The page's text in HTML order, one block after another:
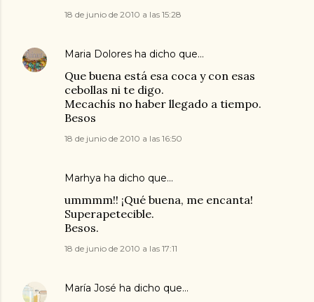
18 de junio de 2010 a las 15:28
Maria Dolores ha dicho que…
Que buena está esa coca y con esas
cebollas ni te digo.
Mecachís no haber llegado a tiempo.
Besos
18 de junio de 2010 a las 16:50
Marhya ha dicho que…
ummmm!! ¡Qué buena, me encanta!
Superapetecible.
Besos.
18 de junio de 2010 a las 17:11
María José ha dicho que…